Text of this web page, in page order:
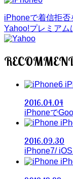
iPhoneで着信拒
Yahoo!プレミアム
2016.04.04
iPhoneで
2016.09.30
iPhone7/